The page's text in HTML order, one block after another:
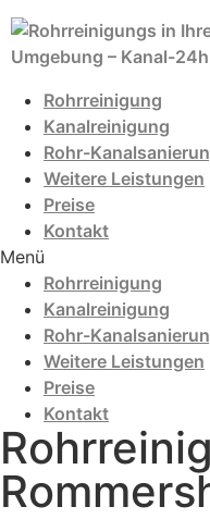
Zum
Inhalt
wechseln
Rohrreinigung
Kanalreinigung
Rohr-
Weitere Leistungen
Preise
Kontakt
Menü
Rohrreinigung
Kanalreinigung
Rohr-
Weitere Leistungen
Preise
Kontakt